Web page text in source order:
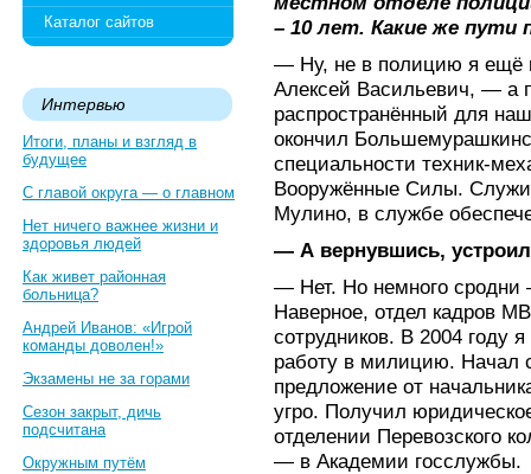
Каталог сайтов
Интервью
Итоги, планы и взгляд в
будущее
С главой округа — о главном
Нет ничего важнее жизни и
здоровья людей
Как живет районная
больница?
Андрей Иванов: «Игрой
команды доволен!»
Экзамены не за горами
Сезон закрыт, дичь
подсчитана
Окружным путём
– 10 лет. Какие же пути
— Ну, не в полицию я ещё
Алексей Васильевич, — а
распространённый для
окончил
специальности техник-
Вооружённые Силы.
Мулино, в службе
— А вернувшись,
— Нет. Но немного сродни
Наверное, отдел кадров
сотрудников. В 2004 году
работу в милицию. Начал
предложение от
угро. Получил
отделении Перевозского
— в Академии госслужбы.